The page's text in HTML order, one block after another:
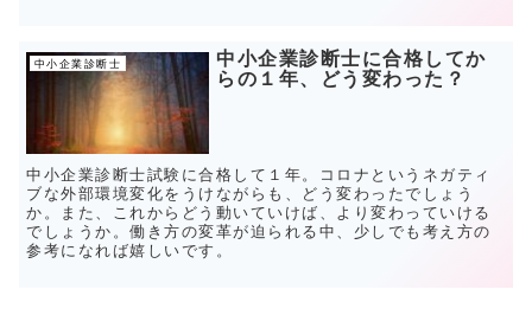
中小企業診断士
中小企業診断士に合格してか
らの１年、どう変わった？
中小企業診断士試験に合格して１年。コロナというネガティ
ブな外部環境変化をうけながらも、どう変わったでしょう
か。また、これからどう動いていけば、より変わっていける
でしょうか。働き方の変革が迫られる中、少しでも考え方の
参考になれば嬉しいです。